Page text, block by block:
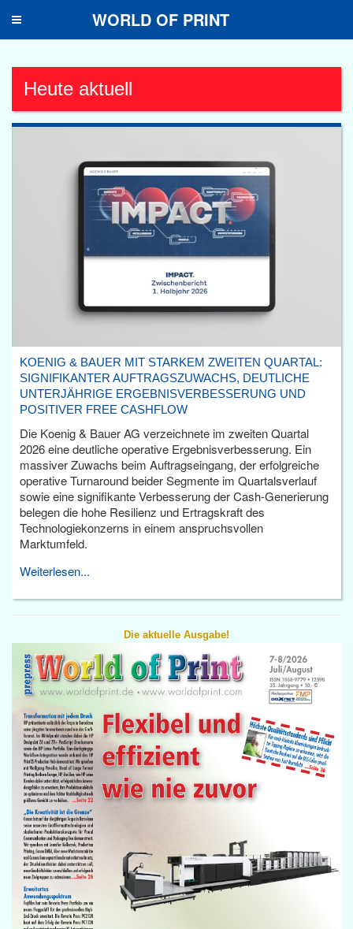
Toggle
WORLD OF PRINT
Heute aktuell
KOENIG & BAUER MIT STARKEM ZWEITEN QUARTAL:
SIGNIFIKANTER AUFTRAGSZUWACHS, DEUTLICHE
UNTERJÄHRIGE ERGEBNISVERBESSERUNG UND
POSITIVER FREE CASHFLOW
Die Koenig & Bauer AG verzeichnete im zweiten Quartal
2026 eine deutliche operative Ergebnisverbesserung. Ein
massiver Zuwachs beim Auftragseingang, der erfolgreiche
operative Turnaround beider Segmente im Quartalsverlauf
sowie eine signifikante Verbesserung der Cash-Generierung
belegen die hohe Resilienz und Ertragskraft des
Technologiekonzerns in einem anspruchsvollen
Marktumfeld.
Weiterlesen...
Die aktuelle Ausgabe!